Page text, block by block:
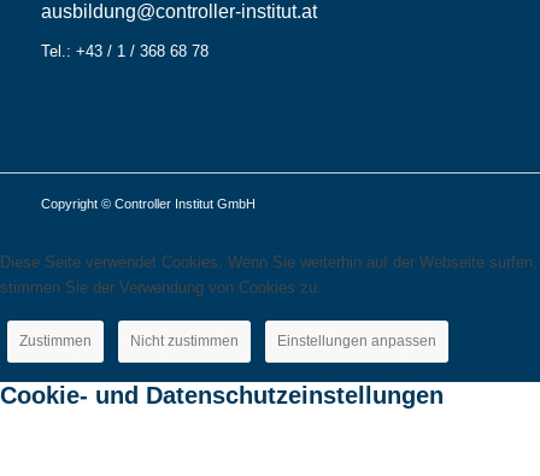
ausbildung@controller-institut.at
Tel.: +43 / 1 / 368 68 78
Copyright © Controller Institut GmbH
Diese Seite verwendet Cookies. Wenn Sie weiterhin auf der Webseite surfen,
stimmen Sie der Verwendung von Cookies zu.
Zustimmen Nicht zustimmen Einstellungen anpassen
Cookie- und Datenschutzeinstellungen